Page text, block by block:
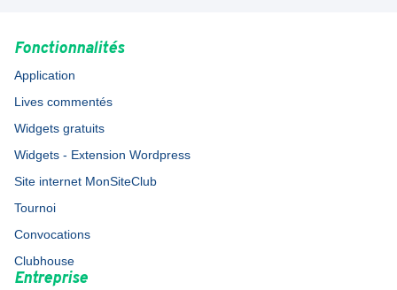
Fonctionnalités
Application
Lives commentés
Widgets gratuits
Widgets - Extension Wordpress
Site internet MonSiteClub
Tournoi
Convocations
Clubhouse
Entreprise